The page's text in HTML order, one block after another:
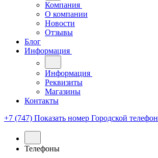
Компания
О компании
Новости
Отзывы
Блог
Информация
Информация
Реквизиты
Магазины
Контакты
+7 (747) Показать номер Городской телефон
Телефоны